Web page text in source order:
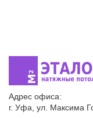
Адрес офиса:
г. Уфа, ул. Максима